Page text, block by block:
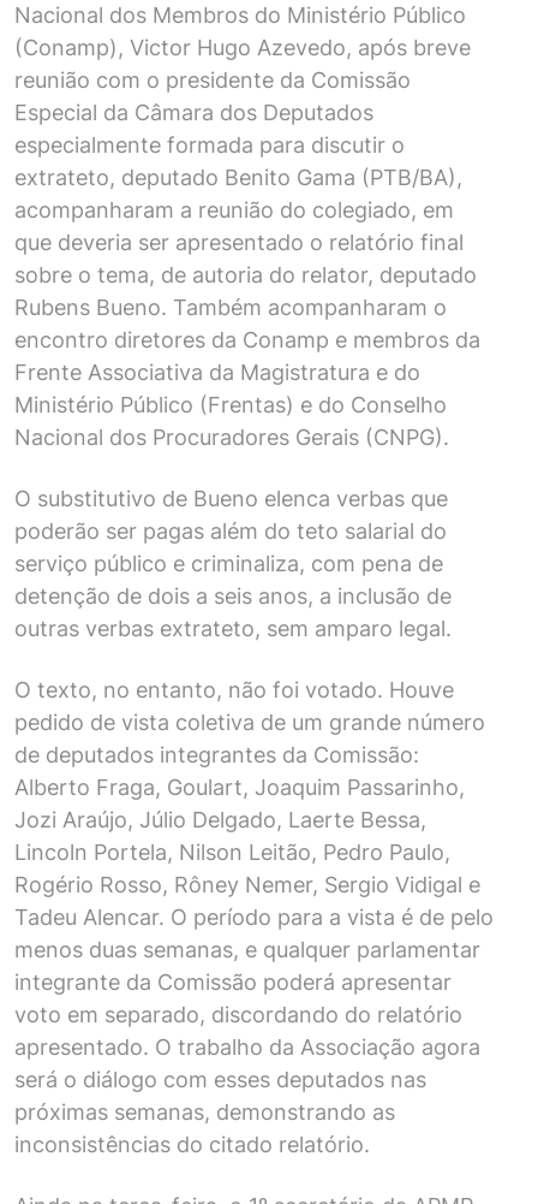
Nacional dos Membros do Ministério Público
(Conamp), Victor Hugo Azevedo, após breve
reunião com o presidente da Comissão
Especial da Câmara dos Deputados
especialmente formada para discutir o
extrateto, deputado Benito Gama (PTB/BA),
acompanharam a reunião do colegiado, em
que deveria ser apresentado o relatório final
sobre o tema, de autoria do relator, deputado
Rubens Bueno. Também acompanharam o
encontro diretores da Conamp e membros da
Frente Associativa da Magistratura e do
Ministério Público (Frentas) e do Conselho
Nacional dos Procuradores Gerais (CNPG).
O substitutivo de Bueno elenca verbas que
poderão ser pagas além do teto salarial do
serviço público e criminaliza, com pena de
detenção de dois a seis anos, a inclusão de
outras verbas extrateto, sem amparo legal.
O texto, no entanto, não foi votado. Houve
pedido de vista coletiva de um grande número
de deputados integrantes da Comissão:
Alberto Fraga, Goulart, Joaquim Passarinho,
Jozi Araújo, Júlio Delgado, Laerte Bessa,
Lincoln Portela, Nilson Leitão, Pedro Paulo,
Rogério Rosso, Rôney Nemer, Sergio Vidigal e
Tadeu Alencar. O período para a vista é de pelo
menos duas semanas, e qualquer parlamentar
integrante da Comissão poderá apresentar
voto em separado, discordando do relatório
apresentado. O trabalho da Associação agora
será o diálogo com esses deputados nas
próximas semanas, demonstrando as
inconsistências do citado relatório.